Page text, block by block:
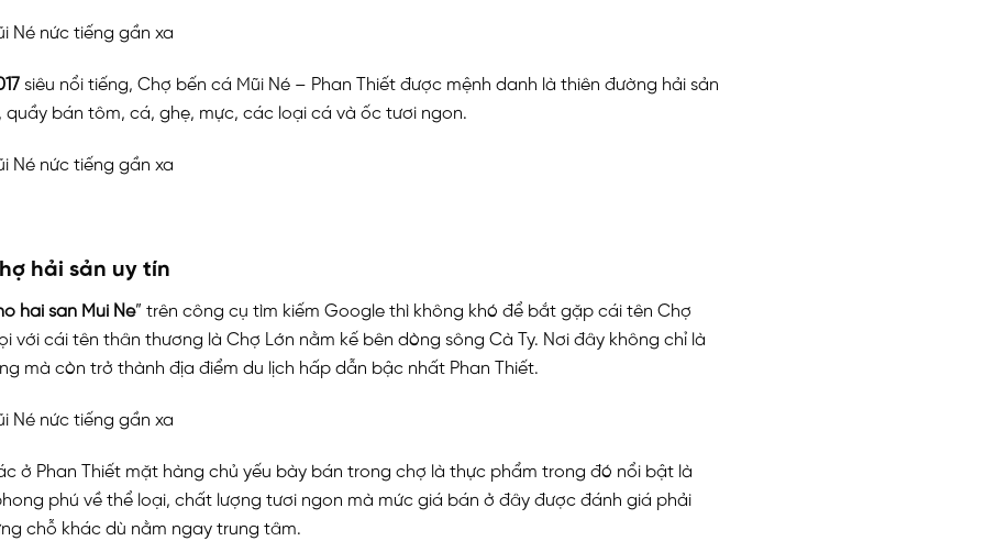
siêu nổi tiếng, Chợ bến cá Mũi Né – Phan Thiết được mệnh danh là thiên đường hải sản
quầy bán tôm, cá, ghẹ, mực, các loại cá và ốc tươi ngon.
hải sản uy tín
hai san Mui Ne” trên công cụ tìm kiếm Google thì không khó để bắt gặp cái tên Chợ
với cái tên thân thương là Chợ Lớn nằm kế bên dòng sông Cà Ty. Nơi đây không chỉ là
mà còn trở thành địa điểm du lịch hấp dẫn bậc nhất Phan Thiết.
ở Phan Thiết mặt hàng chủ yếu bày bán trong chợ là thực phẩm trong đó nổi bật là
phú về thể loại, chất lượng tươi ngon mà mức giá bán ở đây được đánh giá phải
chỗ khác dù nằm ngay trung tâm.